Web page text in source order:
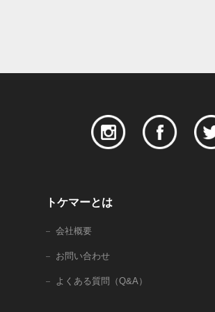
トケマーとは
会社概要
お問い合わせ
よくある質問（Q&A）